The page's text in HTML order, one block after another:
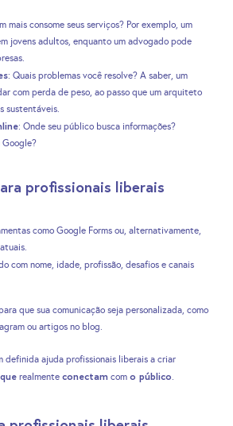
mais consome seus serviços? Por exemplo, um
jovens adultos, enquanto um advogado pode
: Quais problemas você resolve? A saber, um
com perda de peso, ao passo que um arquiteto
sustentáveis.
: Onde seu público busca informações?
Google?
profissionais liberais
como Google Forms ou, alternativamente,
com nome, idade, profissão, desafios e canais
que sua comunicação seja personalizada, como
ou artigos no blog.
definida ajuda profissionais liberais a criar
que realmente conectam com o público.